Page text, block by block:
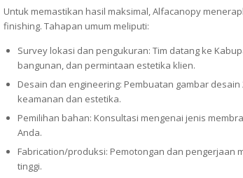
Untuk memastikan hasil maksimal, Alfacanopy
finishing. Tahapan umum meliputi:
Survey lokasi dan pengukuran: Tim datang ke
bangunan, dan permintaan estetika klien.
Desain dan engineering: Pembuatan gambar
keamanan dan estetika.
Pemilihan bahan: Konsultasi mengenai jenis
Anda.
Fabrication/produksi: Pemotongan dan
tinggi.